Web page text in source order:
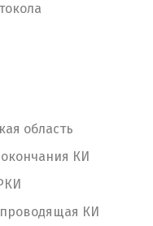
область
КИ
КИ